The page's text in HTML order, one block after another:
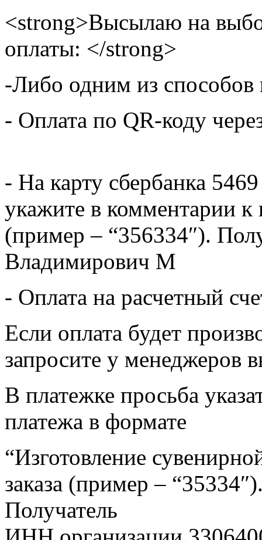
<strong>Высылаю на
оплаты: </strong>
-Либо одним из
- Оплата по QR-коду
- На карту сбербанка
укажите в комментарии к
(пример – “356334″).
Владимирович М
- Оплата на расчетный
Если оплата будет
запросите у менеджеров
В платежке просьба
платежа в формате
“Изготовление
заказа (пример –
Получатель